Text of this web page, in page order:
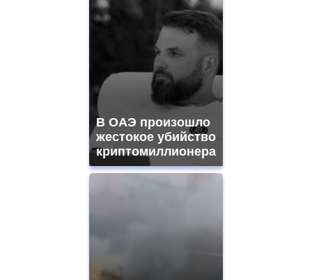
В ОАЭ произошло
жестокое убийство
криптомиллионера